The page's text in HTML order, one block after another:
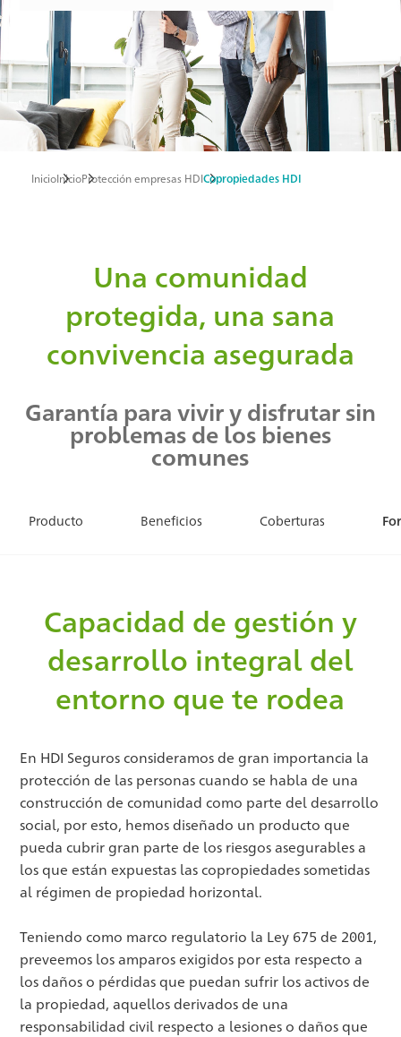
Ruta
navegación
InicioInicioProtección empresas HDICopropiedades HDI
Una comunidad
protegida, una sana
convivencia asegurada
Garantía para vivir y disfrutar sin
problemas de los bienes
comunes
Producto Beneficios Coberturas
Capacidad de gestión y
desarrollo integral del
entorno que te rodea
En ​HDI Seguros consideramos de gran importancia la
protección de las personas cuando se habla de una
construcción de comunidad como parte del desarrollo
social, por esto, hemos diseñado un producto que
pueda cubrir gran parte de los riesgos asegurables a
los que están expuestas las copropiedades sometidas
al régimen de propiedad horizontal.
Teniendo como marco regulatorio la Ley 675 de 2001,
preveemos los amparos exigidos por esta respecto a
los daños o pérdidas que puedan sufrir los activos de
la propiedad, aquellos derivados de una
responsabilidad civil respecto a lesiones o daños que